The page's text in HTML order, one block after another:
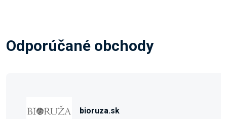
Odporúčané obchody
bioruza.sk